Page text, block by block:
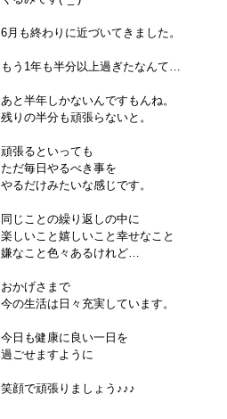
6月も終わりに近づいてきました。
もう1年も半分以上過ぎたなんて…
あと半年しかないんですもんね。
残りの半分も頑張らないと。
頑張るといっても
ただ毎日やるべき事を
やるだけみたいな感じです。
同じことの繰り返しの中に
楽しいこと嬉しいこと幸せなこと
嫌なこと色々あるけれど…
おかげさまで
今の生活は日々充実しています。
今日も健康に良い一日を
過ごせますように
笑顔で頑張りましょう♪♪♪